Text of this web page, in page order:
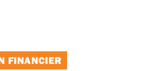
FINANCIER